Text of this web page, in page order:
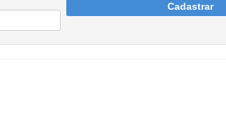
Cadastrar